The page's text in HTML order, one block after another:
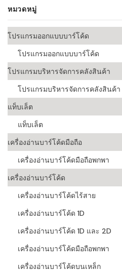
หมวดหมู่
โปรแกรมออกแบบบาร์โค้ด
โปรแกรมออกแบบบาร์โค้ด
โปรแกรมบริหารจัดการคลังสินค้า
โปรแกรมบริหารจัดการคลังสินค้า
แท็บเล็ต
แท็บเล็ต
เครื่องอ่านบาร์โค้ดมือถือ
เครื่องอ่านบาร์โค้ดมือถือพกพา
เครื่องอ่านบาร์โค้ด
เครื่องอ่านบาร์โค้ดไร้สาย
เครื่องอ่านบาร์โค้ด 1D
เครื่องอ่านบาร์โค้ด 1D และ 2D
เครื่องอ่านบาร์โค้ดมือถือพกพา
เครื่องอ่านบาร์โค้ดบนเหล็ก